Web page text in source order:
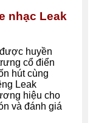
nhạc Leak
huyền
cổ điển
hút cùng
Leak
hiệu cho
và đánh giá